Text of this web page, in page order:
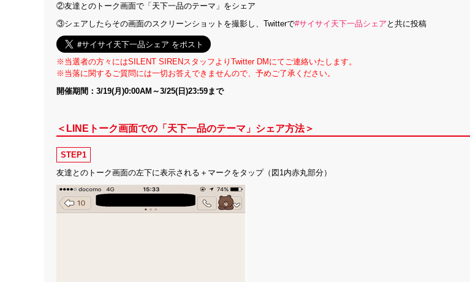
②友達とのトーク画面で「天下一品のテーマ」をシェア
③シェアしたらその画面のスクリーンショットを撮影し、Twitterで#サイサイ天下一品シェア と共に投稿
※当選者の方々にはSILENT SIRENスタッフよりTwitter DMにてご連絡いたします。
※当落に関するご質問には一切お答えできませんので、予めご了承ください。
開催期間：3/19(月)0:00AM～3/25(日)23:59まで
＜LINEトーク画面での「天下一品のテーマ」シェア方法＞
STEP1
友達とのトーク画面の左下に表示される＋マークをタップ（図1内赤丸部分）